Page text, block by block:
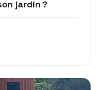
jardin ?